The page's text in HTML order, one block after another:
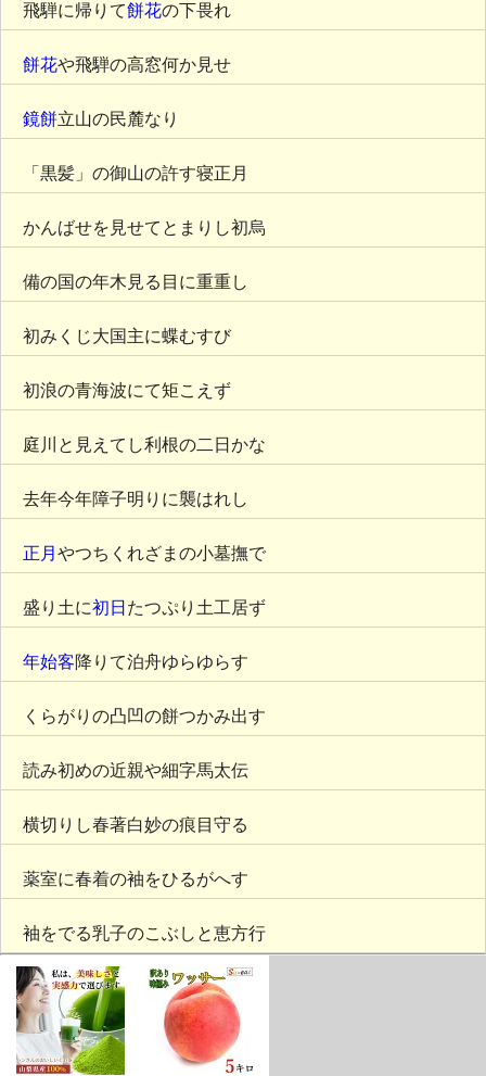
飛騨に帰りて餅花の下畏れ
餅花や飛騨の高窓何か見せ
鏡餅立山の民麓なり
「黒髪」の御山の許す寝正月
かんばせを見せてとまりし初烏
備の国の年木見る目に重重し
初みくじ大国主に蝶むすび
初浪の青海波にて矩こえず
庭川と見えてし利根の二日かな
去年今年障子明りに襲はれし
正月 やつちくれざまの小墓撫で
盛り土に初日 たつぷり土工居ず
年始客降りて泊舟ゆらゆらす
くらがりの凸凹の餅つかみ出す
読み初めの近親や細字馬太伝
横切りし春著白妙の痕目守る
薬室に春着の袖をひるがへす
袖をでる乳子のこぶしと恵方行